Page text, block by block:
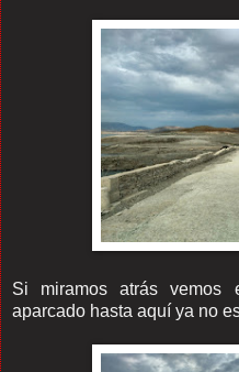
Si miramos atrás vemos
aparcado hasta aquí ya no